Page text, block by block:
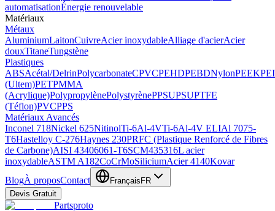
automatisationÉnergie renouvelable
Matériaux
Métaux
AluminiumLaitonCuivreAcier inoxydableAlliage d'acierAcier
douxTitaneTungstène
Plastiques
ABSAcétal/DelrinPolycarbonateCPVCPEHDPEBDNylonPEEKPEI
(Ultem)PETPMMA
(Acrylique)PolypropylènePolystyrènePPSUPSUPTFE
(Téflon)PVCPPS
Matériaux Avancés
Inconel 718Nickel 625NitinolTi-6Al-4VTi-6Al-4V ELIAl 7075-
T6Hastelloy C-276Haynes 230PRFC (Plastique Renforcé de Fibres
de Carbone)AISI 43406061-T6SCM435316L acier
inoxydableASTM A182CoCrMoSiliciumAcier 4140Kovar
BlogÀ proposContact Français FR
Devis Gratuit
Partsproto